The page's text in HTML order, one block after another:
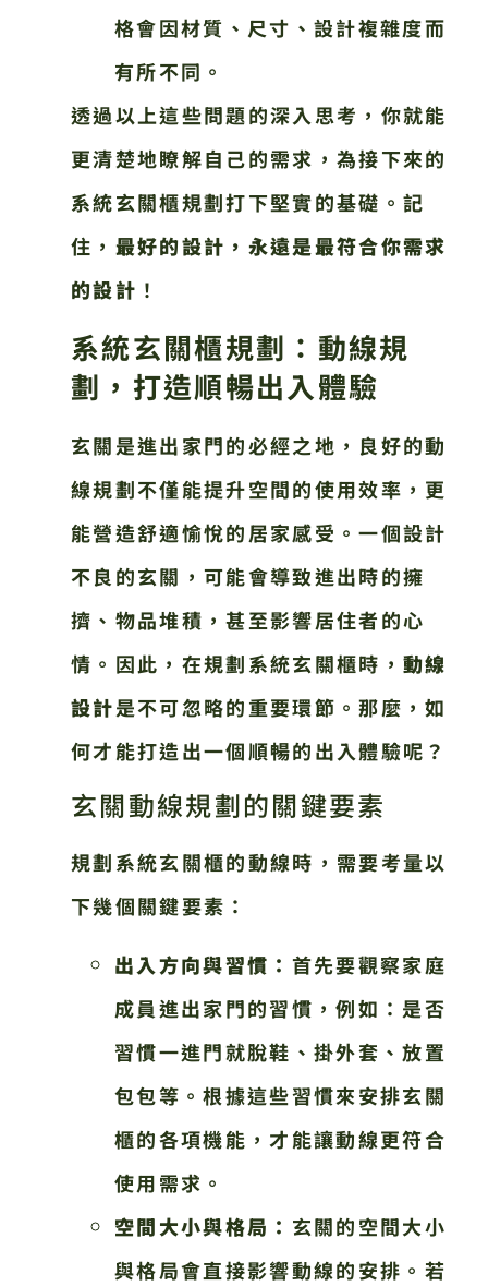
格會因材質、尺寸、設計複雜度而
有所不同。
透過以上這些問題的深入思考，你就能
更清楚地瞭解自己的需求，為接下來的
系統玄關櫃規劃打下堅實的基礎。記
住， 最好的設計，永遠是最符合你需求
的設計 ！
系統玄關櫃規劃：動線規
劃，打造順暢出入體驗
玄關是進出家門的必經之地，良好的動
線規劃不僅能提升空間的使用效率，更
能營造舒適愉悅的居家感受。一個設計
不良的玄關，可能會導致進出時的擁
擠、物品堆積，甚至影響居住者的心
情。因此，在規劃系統玄關櫃時，動線
設計是不可忽略的重要環節。那麼，如
何才能打造出一個順暢的出入體驗呢？
玄關動線規劃的關鍵要素
規劃系統玄關櫃的動線時，需要考量以
下幾個關鍵要素：
出入方向與習慣： 首先要觀察家庭
成員進出家門的習慣，例如：是否
習慣一進門就脫鞋、掛外套、放置
包包等。根據這些習慣來安排玄關
櫃的各項機能，才能讓動線更符合
使用需求。
空間大小與格局： 玄關的空間大小
與格局會直接影響動線的安排。若